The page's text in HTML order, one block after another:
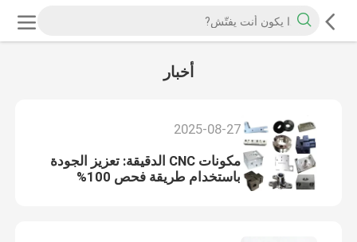
أخبار
2025-08-27
مكونات CNC الدقيقة: تعزيز الجودة
باستخدام طريقة فحص 100%